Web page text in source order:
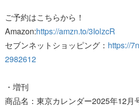
ご予約はこちらから！
Amazon:https://amzn.to/3IolzcR
セブンネットショッピング： https://
2982612
・増刊
商品名：東京カレンダー2025年12月